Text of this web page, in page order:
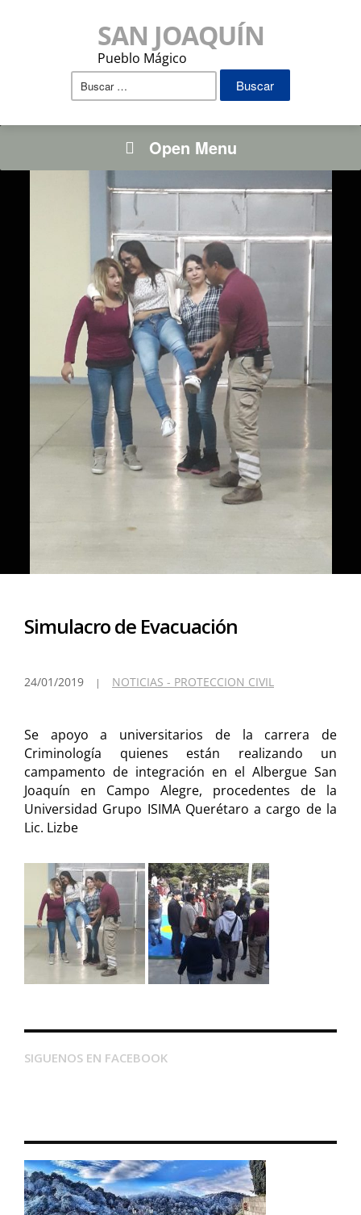
SAN JOAQUÍN
Pueblo Mágico
Buscar:
Open Menu
Simulacro de Evacuación
24/01/2019 NOTICIAS - PROTECCION CIVIL
Se apoyo a universitarios de la carrera de
Criminología quienes están realizando un
campamento de integración en el Albergue San
Joaquín en Campo Alegre, procedentes de la
Universidad Grupo ISIMA Querétaro a cargo de la
Lic. Lizbe
SIGUENOS EN FACEBOOK